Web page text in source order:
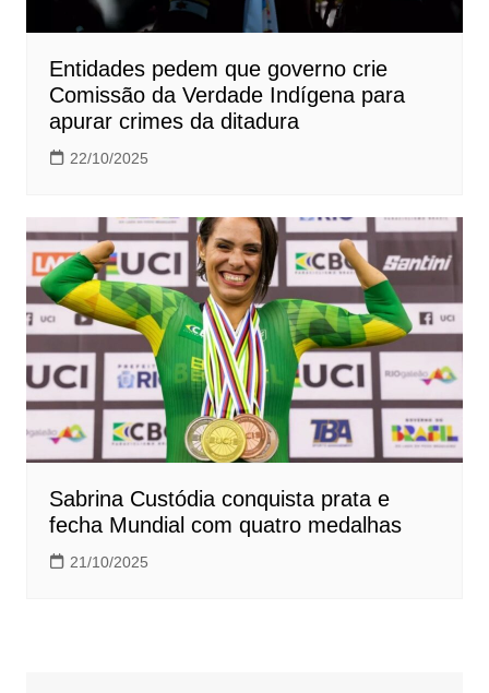
Entidades pedem que governo crie
Comissão da Verdade Indígena para
apurar crimes da ditadura
22/10/2025
Sabrina Custódia conquista prata e
fecha Mundial com quatro medalhas
21/10/2025